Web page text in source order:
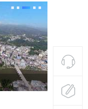
防坠落水
用与应用